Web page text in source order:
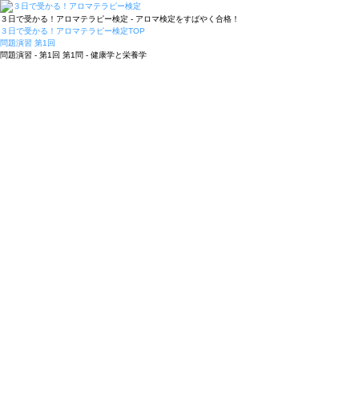
３日で受かる！アロマテラピー検定 - アロマ検定をすばやく合格！
３日で受かる！アロマテラピー検定TOP
問題演習 第1回
問題演習 - 第1回 第1問 - 健康学と栄養学